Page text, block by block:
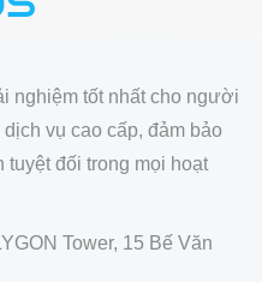
nghiệm tốt nhất cho người
vụ cao cấp, đảm bảo
đối trong mọi hoạt
Tower, 15 Bế Văn